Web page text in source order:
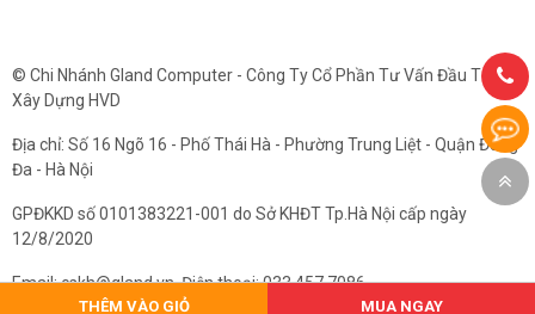
THÊM VÀO GIỎ MUA NGAY
© Chi Nhánh Gland Computer - Công Ty Cổ Phần Tư Vấn Đầu Tư Và
Xây Dựng HVD
Địa chỉ: Số 16 Ngõ 16 - Phố Thái Hà - Phường Trung Liệt - Quận Đống
Đa - Hà Nội
GPĐKKD số 0101383221-001 do Sở KHĐT Tp.Hà Nội cấp ngày
12/8/2020
Email: cskh@gland.vn. Điện thoại: 033.457.7086